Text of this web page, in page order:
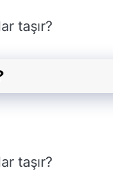
taşır?
taşır?